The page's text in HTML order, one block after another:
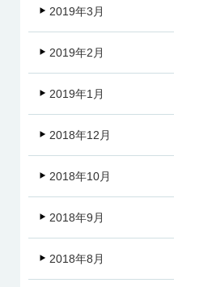
2019年3月
2019年2月
2019年1月
2018年12月
2018年10月
2018年9月
2018年8月